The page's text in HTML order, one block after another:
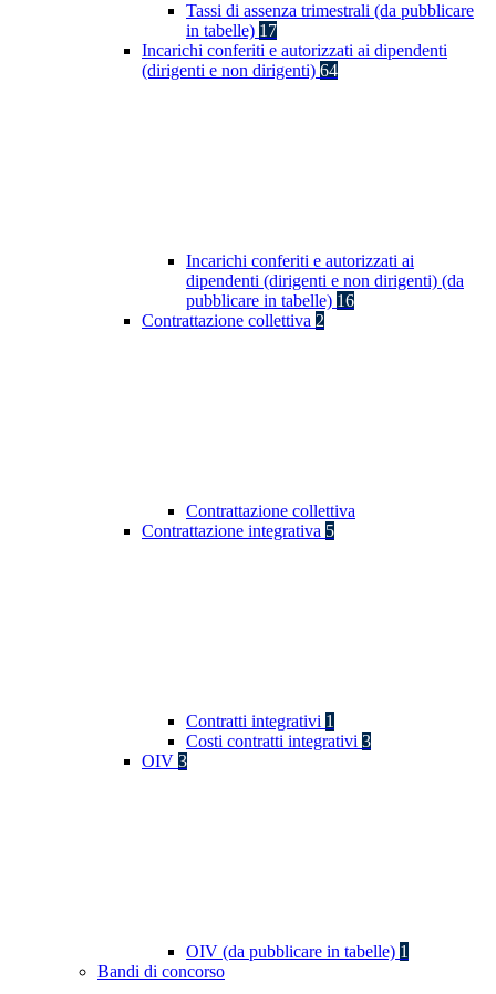
Tassi di assenza trimestrali (da pubblicare
in tabelle) 17
Incarichi conferiti e autorizzati ai dipendenti
(dirigenti e non dirigenti) 64
Incarichi conferiti e autorizzati ai
dipendenti (dirigenti e non dirigenti) (da
pubblicare in tabelle) 16
Contrattazione collettiva 2
Contrattazione collettiva
Contrattazione integrativa 5
Contratti integrativi 1
Costi contratti integrativi 3
OIV 3
OIV (da pubblicare in tabelle) 1
Bandi di concorso